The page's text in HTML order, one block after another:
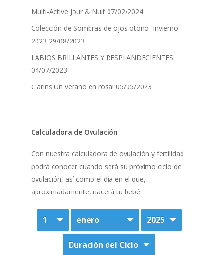
Multi-Active Jour & Nuit 07/02/2024
Colección de Sombras de ojos otoño -invierno
2023 29/08/2023
LABIOS BRILLANTES Y RESPLANDECIENTES
04/07/2023
Clarins Un verano en rosa! 05/05/2023
Calculadora de Ovulación
Con nuestra calculadora de ovulación y fertilidad
podrá conocer cuando será su próximo ciclo de
ovulación, así como el día en el que,
aproximadamente, nacerá tu bebé.